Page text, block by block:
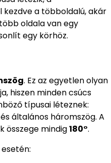
a többoldalú, akár
oldala van egy
egy körhöz.
. Ez az egyetlen olyan
hiszen minden csúcs
típusai léteznek:
általános háromszög. A
összege mindig180°.